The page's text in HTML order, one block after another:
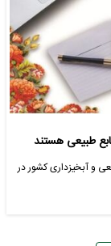
طبیعی هستند
و آبخیزداری کشور در